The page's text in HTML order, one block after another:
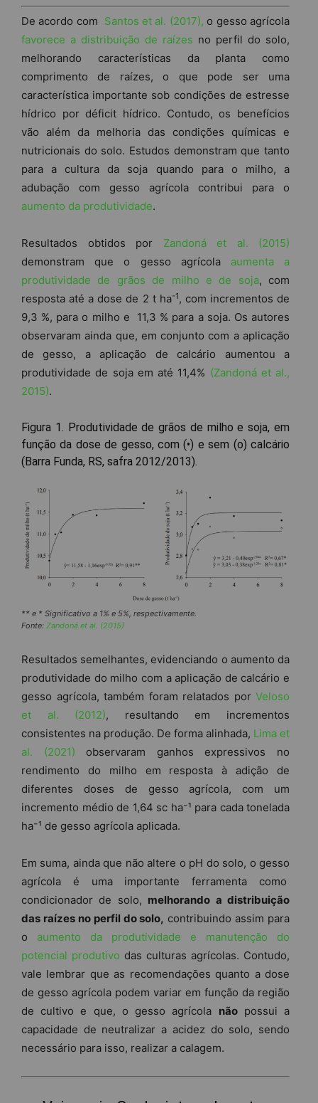
De acordo com Santos et al. (2017), o gesso agrícola
favorece a distribuição de raízes no perfil do solo,
melhorando características da planta como
comprimento de raízes, o que pode ser uma
característica importante sob condições de estresse
hídrico por déficit hídrico. Contudo, os benefícios
vão além da melhoria das condições químicas e
nutricionais do solo. Estudos demonstram que tanto
para a cultura da soja quando para o milho, a
adubação com gesso agrícola contribui para o
aumento da produtividade.
Resultados obtidos por Zandoná et al. (2015)
demonstram que o gesso agrícola aumenta a
produtividade de grãos de milho e de soja, com
resposta até a dose de 2 t ha-1, com incrementos de
9,3 %, para o milho e 11,3 % para a soja. Os autores
observaram ainda que, em conjunto com a aplicação
de gesso, a aplicação de calcário aumentou a
produtividade de soja em até 11,4% (Zandoná et al.,
2015).
Figura 1. Produtividade de grãos de milho e soja, em
função da dose de gesso, com (•) e sem (o) calcário
(Barra Funda, RS, safra 2012/2013).
** e * Significativo a 1% e 5%, respectivamente.
Fonte: Zandoná et al. (2015)
Resultados semelhantes, evidenciando o aumento da
produtividade do milho com a aplicação de calcário e
gesso agrícola, também foram relatados por Veloso
et al. (2012), resultando em incrementos
consistentes na produção. De forma alinhada, Lima et
al. (2021) observaram ganhos expressivos no
rendimento do milho em resposta à adição de
diferentes doses de gesso agrícola, com um
incremento médio de 1,64 sc ha⁻¹ para cada tonelada
ha⁻¹ de gesso agrícola aplicada.
Em suma, ainda que não altere o pH do solo, o gesso
agrícola é uma importante ferramenta como
condicionador de solo, melhorando a distribuição
das raízes no perfil do solo, contribuindo assim para
o aumento da produtividade e manutenção do
potencial produtivo das culturas agrícolas. Contudo,
vale lembrar que as recomendações quanto a dose
de gesso agrícola podem variar em função da região
de cultivo e que, o gesso agrícola nãopossui a
capacidade de neutralizar a acidez do solo, sendo
necessário para isso, realizar a calagem.